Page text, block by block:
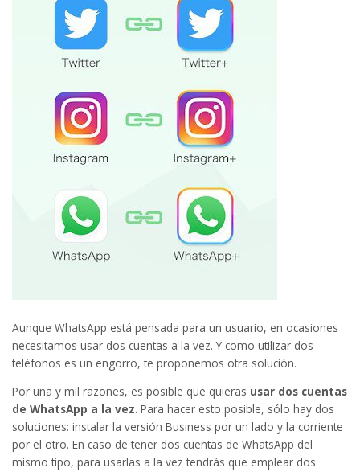
Aunque WhatsApp está pensada para un usuario, en ocasiones
necesitamos usar dos cuentas a la vez. Y como utilizar dos
teléfonos es un engorro, te proponemos otra solución.
Por una y mil razones, es posible que quieras usar dos cuentas
de WhatsApp a la vez. Para hacer esto posible, sólo hay dos
soluciones: instalar la versión Business por un lado y la corriente
por el otro. En caso de tener dos cuentas de WhatsApp del
mismo tipo, para usarlas a la vez tendrás que emplear dos